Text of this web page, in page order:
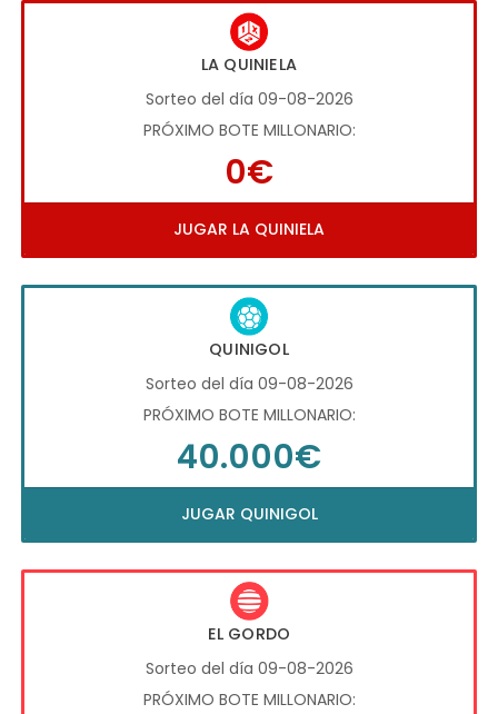
LA QUINIELA
Sorteo del día 09-08-2026
PRÓXIMO BOTE MILLONARIO:
0€
JUGAR LA QUINIELA
QUINIGOL
Sorteo del día 09-08-2026
PRÓXIMO BOTE MILLONARIO:
40.000€
JUGAR QUINIGOL
EL GORDO
Sorteo del día 09-08-2026
PRÓXIMO BOTE MILLONARIO: